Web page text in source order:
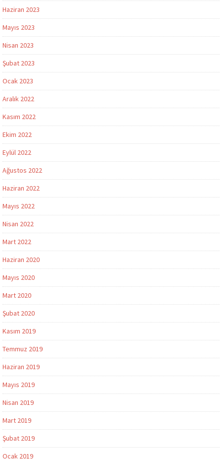
Haziran 2023
Mayıs 2023
Nisan 2023
Şubat 2023
Ocak 2023
Aralık 2022
Kasım 2022
Ekim 2022
Eylül 2022
Ağustos 2022
Haziran 2022
Mayıs 2022
Nisan 2022
Mart 2022
Haziran 2020
Mayıs 2020
Mart 2020
Şubat 2020
Kasım 2019
Temmuz 2019
Haziran 2019
Mayıs 2019
Nisan 2019
Mart 2019
Şubat 2019
Ocak 2019